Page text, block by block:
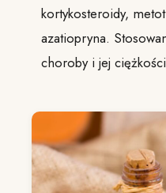
kortykosteroidy,
azatiopryna.
choroby i jej